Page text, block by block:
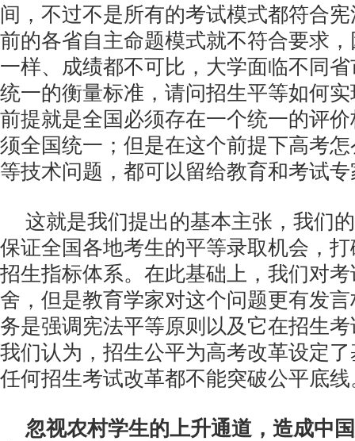
间，不过不是所有的考试模式都符合
前的各省自主命题模式就不符合要求
一样、成绩都不可比，大学面临不同
统一的衡量标准，请问招生平等如何
前提就是全国必须存在一个统一的评
须全国统一；但是在这个前提下高考
等技术问题，都可以留给教育和考试
这就是我们提出的基本主张，我们
保证全国各地考生的平等录取机会，
招生指标体系。在此基础上，我们对
舍，但是教育学家对这个问题更有发
务是强调宪法平等原则以及它在招生
我们认为，招生公平为高考改革设定
任何招生考试改革都不能突破公平底线
忽视农村学生的上升通道，造成中